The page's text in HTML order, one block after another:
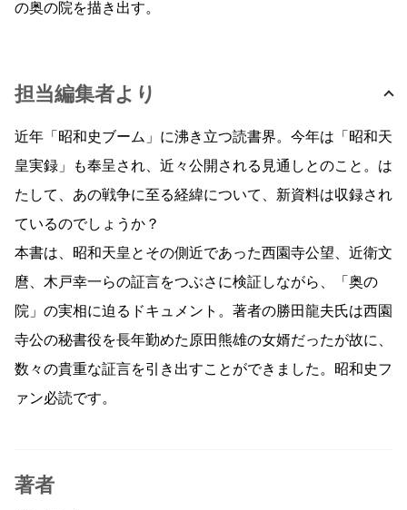
の奥の院を描き出す。
担当編集者より
近年「昭和史ブーム」に沸き立つ読書界。今年は「昭和天
皇実録」も奉呈され、近々公開される見通しとのこと。は
たして、あの戦争に至る経緯について、新資料は収録され
ているのでしょうか？
本書は、昭和天皇とその側近であった西園寺公望、近衛文
麿、木戸幸一らの証言をつぶさに検証しながら、「奥の
院」の実相に迫るドキュメント。著者の勝田龍夫氏は西園
寺公の秘書役を長年勤めた原田熊雄の女婿だったが故に、
数々の貴重な証言を引き出すことができました。昭和史フ
ァン必読です。
著者